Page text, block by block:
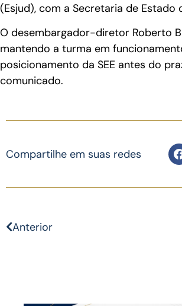
(Esjud), com a Secretaria de Estado
O desembargador-diretor Roberto
mantendo a turma em
posicionamento da SEE antes do
comunicado.
Compartilhe em suas redes
Anterior